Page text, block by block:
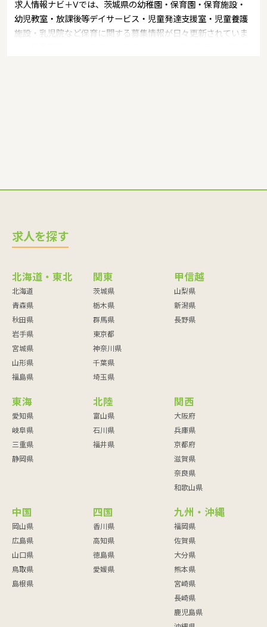
求人情報ナビ＋Vでは、茨城県の幼稚園・保育園・保育施設・
幼児教室・放課後等デイサービス・児童発達支援室・児童養護
施設・乳児院など保育に関する募集情報が日々更新されていま
求人を探す
北海道・東北
北海道
青森県
秋田県
岩手県
宮城県
山形県
福島県
関東
茨城県
栃木県
群馬県
東京都
神奈川県
千葉県
埼玉県
甲信越
山梨県
新潟県
長野県
東海
愛知県
岐阜県
三重県
静岡県
北陸
富山県
石川県
福井県
関西
大阪府
兵庫県
京都府
滋賀県
奈良県
和歌山県
中国
岡山県
広島県
山口県
鳥取県
島根県
四国
香川県
高知県
徳島県
愛媛県
九州・沖縄
福岡県
佐賀県
大分県
熊本県
宮崎県
長崎県
鹿児島県